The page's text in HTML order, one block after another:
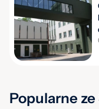
Popularne ze